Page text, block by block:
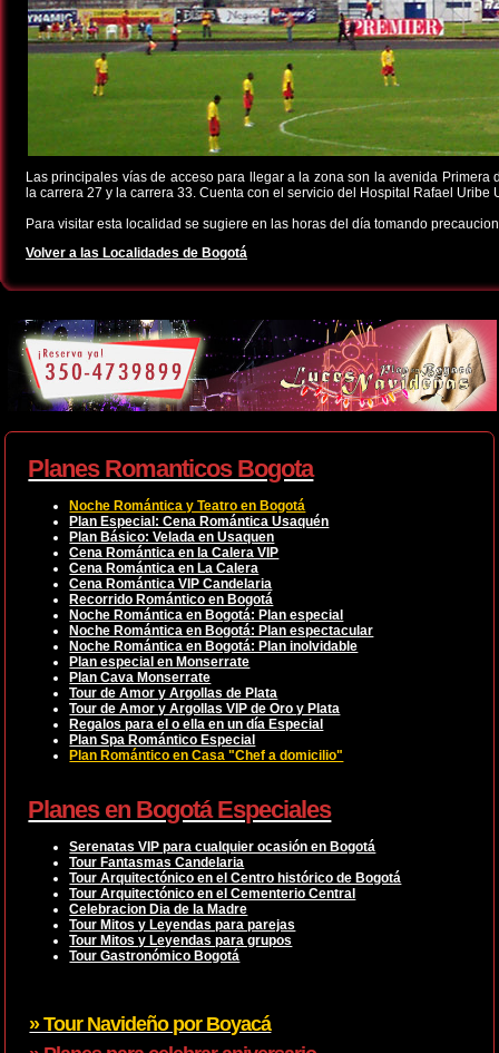
Las principales vías de acceso para llegar a la zona son la avenida
la carrera 27 y la carrera 33. Cuenta con el servicio del Hospital Rafael Uribe
Para visitar esta localidad se sugiere en las horas del día tomando
Volver a las Localidades de Bogotá
Planes Romanticos Bogota
Noche Romántica y Teatro en Bogotá
Plan Especial: Cena Romántica Usaquén
Plan Básico: Velada en Usaquen
Cena Romántica en la Calera VIP
Cena Romántica en La Calera
Cena Romántica VIP Candelaria
Recorrido Romántico en Bogotá
Noche Romántica en Bogotá: Plan especial
Noche Romántica en Bogotá: Plan espectacular
Noche Romántica en Bogotá: Plan inolvidable
Plan especial en Monserrate
Plan Cava Monserrate
Tour de Amor y Argollas de Plata
Tour de Amor y Argollas VIP de Oro y Plata
Regalos para el o ella en un día Especial
Plan Spa Romántico Especial
Plan Romántico en Casa "Chef a domicilio"
Planes en Bogotá Especiales
Serenatas VIP para cualquier ocasión en Bogotá
Tour Fantasmas Candelaria
Tour Arquitectónico en el Centro histórico de Bogotá
Tour Arquitectónico en el Cementerio Central
Celebracion Dia de la Madre
Tour Mitos y Leyendas para parejas
Tour Mitos y Leyendas para grupos
Tour Gastronómico Bogotá
» Tour Navideño por Boyacá